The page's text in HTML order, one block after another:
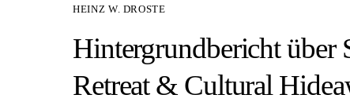
HEINZ W. DROSTE
Hintergrundbericht über
Retreat & Cultural